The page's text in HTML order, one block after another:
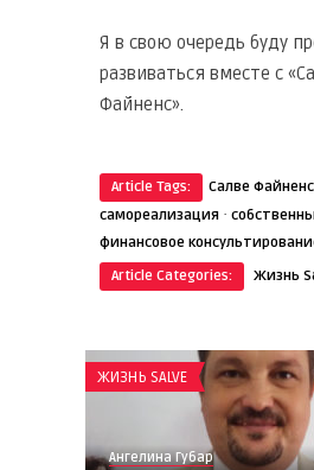
Я в свою очередь буду
развиваться вместе с
Файненс».
Article Tags: Салве Файненс
самореализация ·
финансовое
Article Categories:
Жизнь
ЖИЗНЬ SALVE
Ангелина Губар